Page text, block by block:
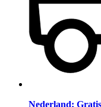
Nederland: